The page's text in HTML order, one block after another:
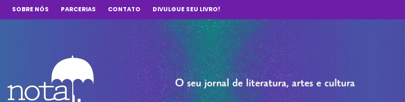
SOBRE NÓS PARCERIAS CONTATO DIVULGUE SEU LIVRO!